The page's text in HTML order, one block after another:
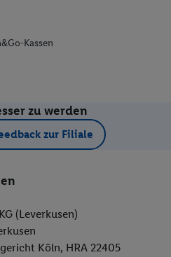
Kassen
zu werden
zur Filiale
(Leverkusen)
Köln, HRA 22405